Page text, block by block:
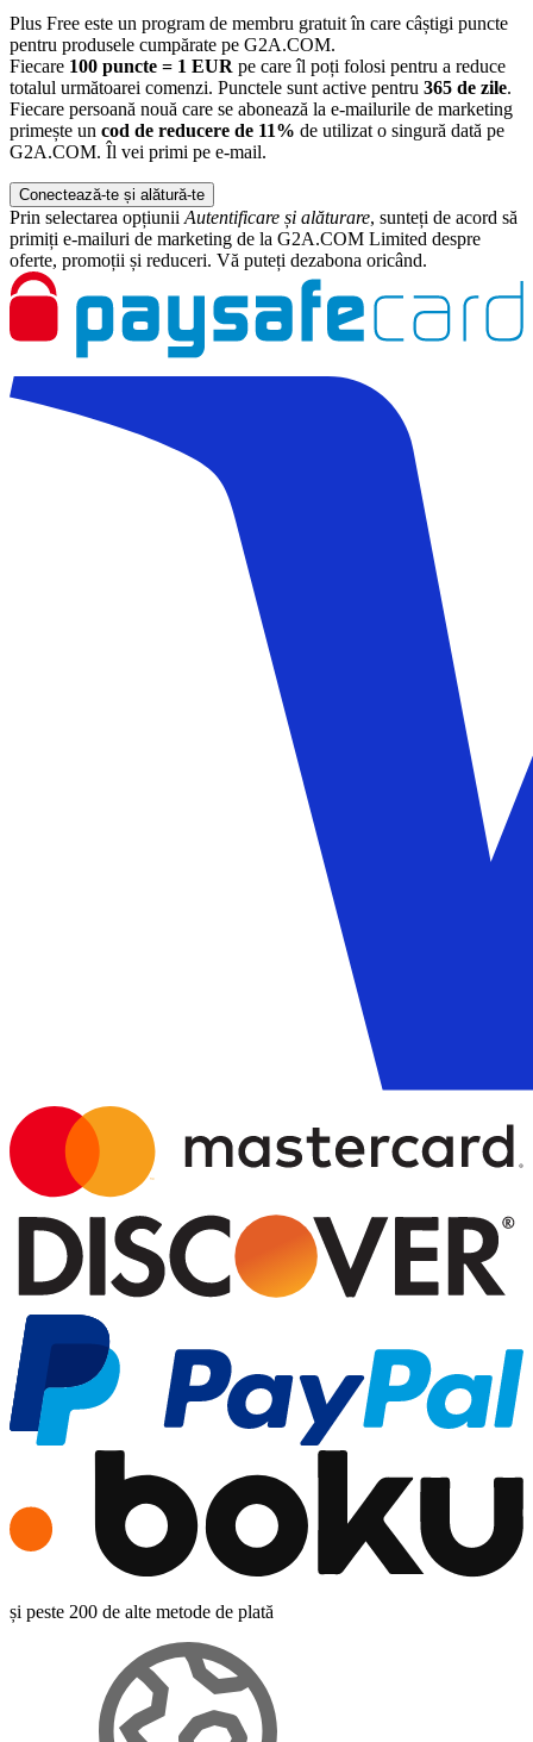
Plus Free este un program de membru gratuit în care câștigi puncte
pentru produsele cumpărate pe G2A.COM.
Fiecare 100 puncte = 1 EUR pe care îl poți folosi pentru a reduce
totalul următoarei comenzi. Punctele sunt active pentru 365 de zile.
Fiecare persoană nouă care se abonează la e-mailurile de marketing
primește un cod de reducere de 11% de utilizat o singură dată pe
G2A.COM. Îl vei primi pe e-mail.
Conectează-te și alătură-te
Prin selectarea opțiunii Autentificare și alăturare, sunteți de acord să
primiți e-mailuri de marketing de la G2A.COM Limited despre
oferte, promoții și reduceri. Vă puteți dezabona oricând.
și peste 200 de alte metode de plată